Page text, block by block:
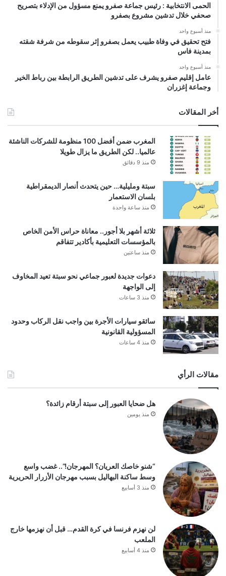
الحمى الانتخابية : رئيس جماعة صفرو يمنع مسؤول من الإدلاء بتصريح
صحفي خلال تدشين مشروع بصفرو
منذ أسبوع واحد
فتح تحقيق في وفاة طبيب يعمل بصفرو إثر سقوطه من شرفة شقته
بمدينة فاس
منذ أسبوع واحد
عامل إقليم صفرو يشرف على تدشين الطريق الرابطة بين رباط الخير
وجماعة إغزران
أخر المقالات
المغرب ضمن أفضل 100 منظومة للشركات الناشئة
عالميا.. لكن الطريق ما يزال طويلا
منذ 9 دقائق
سبتة ومليلية… حين يتحدث أنصار الديمقراطية
بلسان الاستعمار
منذ ساعة واحدة
ثلاثة أشهر بلا أجور.. معاناة حراس الأمن الخاص
بالمؤسسات التعليمية بأكادير تتفاقم
منذ ساعتين
دعوات جديدة لعبور جماعي نحو سبتة تعيد المخاوف
إلى الواجهة
منذ 3 ساعات
سائقو سيارات الأجرة بين واجب نقل الركاب وحدود
المسؤولية القانونية
منذ 4 ساعات
مقالات الرأي
هل ضحايا العبور إلى سبتة أرقام زائدة؟
منذ يومين
“شنو خاصك العريان؟ المهرجان!”.. غضب واسع
وسط ساكنة البهاليل بسبب مهرجان الأزرار الحريرية
منذ 3 أسابيع
لن نهزم فرنسا في كرة القدم… قبل أن نهزمها خارج
الملعب
منذ 4 أسابيع